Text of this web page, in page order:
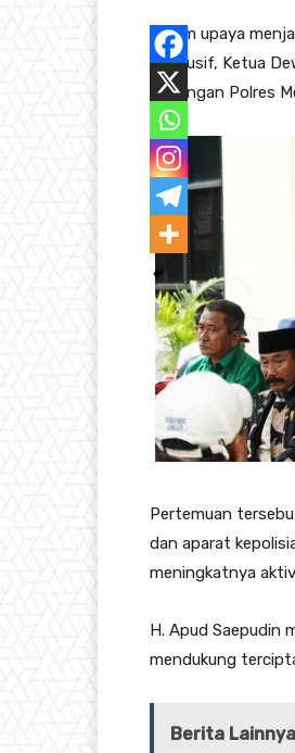
Dalam upaya
kondusif, Ketua
undangan Polres
Pertemuan
dan aparat
meningkatnya
H. Apud Saepudin
mendukung
Berita Lainnya